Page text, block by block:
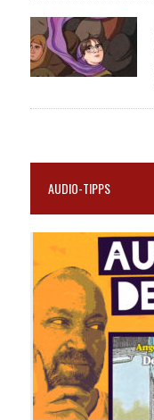
AUDIO-TIPPS